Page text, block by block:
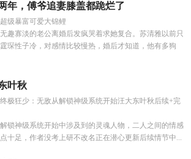
年，傅爷追妻膝盖都跪烂了
级暴富可爱大锦鲤
趣寡淡的老公离婚后发疯哭着求她复合。苏清雅以前只
琛性子冷，对感情比较慢热，婚后才知道，他有多狗
叶秋
极狂少：无敌从解锁神级系统开始汪大东叶秋后续+完
锁神级系统开始中涉及到的灵魂人物，二人之间的情感
十足，作者没考上研不改名正在潜心更新后续情节中...